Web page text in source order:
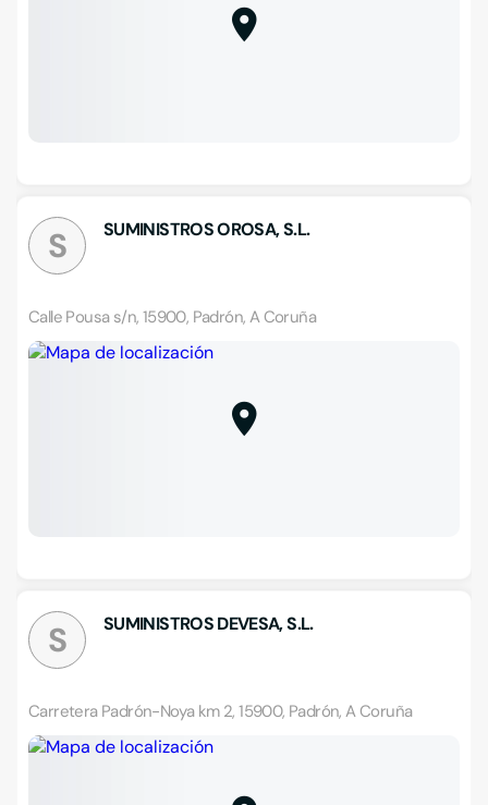
S SUMINISTROS OROSA, S.L.
Calle Pousa s/n, 15900, Padrón, A Coruña
S SUMINISTROS DEVESA, S.L.
Carretera Padrón-Noya km 2, 15900, Padrón, A Coruña